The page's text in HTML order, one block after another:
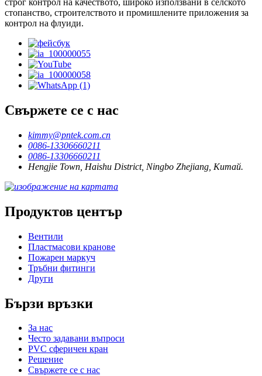
строг контрол на качеството, широко използвани в селското
стопанство, строителството и промишлените приложения за
контрол на флуиди.
Свържете се с нас
kimmy@pntek.com.cn
0086-13306660211
0086-13306660211
Hengjie Town, Haishu District, Ningbo Zhejiang, Китай.
Продуктов център
Вентили
Пластмасови кранове
Пожарен маркуч
Тръбни фитинги
Други
Бързи връзки
За нас
Често задавани въпроси
PVC сферичен кран
Решение
Свържете се с нас